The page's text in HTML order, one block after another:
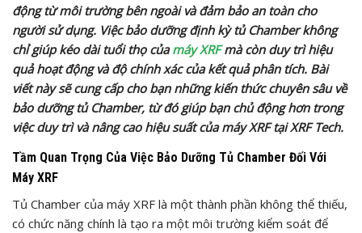
động từ môi trường bên ngoài và đảm bảo an toàn cho
người sử dụng. Việc bảo dưỡng định kỳ tủ Chamber không
chỉ giúp kéo dài tuổi thọ củamáy XRFmà còn duy trì hiệu
quả hoạt động và độ chính xác của kết quả phân tích. Bài
viết này sẽ cung cấp cho bạn những kiến thức chuyên sâu về
bảo dưỡng tủ Chamber, từ đó giúp bạn chủ động hơn trong
việc duy trì và nâng cao hiệu suất của máy XRF tại XRF Tech.
Tầm Quan Trọng Của Việc Bảo Dưỡng Tủ Chamber Đối Với
Máy XRF
Tủ Chamber của máy XRF là một thành phần không thể thiếu,
có chức năng chính là tạo ra một môi trường kiểm soát để